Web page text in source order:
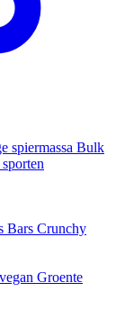
spiermassa Bulk
Bars Crunchy
Groente